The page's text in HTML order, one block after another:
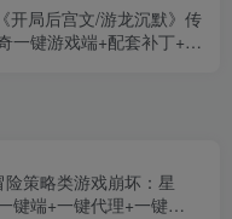
《开局后宫文/游龙沉默》传
一键游戏端+配套补丁+单
险策略类游戏崩坏：星
键端+一键代理+一键启